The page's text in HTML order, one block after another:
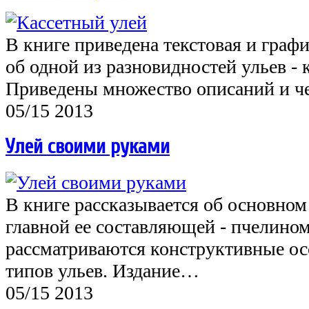
В книге приведена текстовая и
об одной из разновидностей ульев -
Приведены множество описаний и
05/15 2013
Улей своими руками
В книге рассказывается об
главной ее составляющей -
рассматриваются конструктивные
типов ульев. Издание…
05/15 2013